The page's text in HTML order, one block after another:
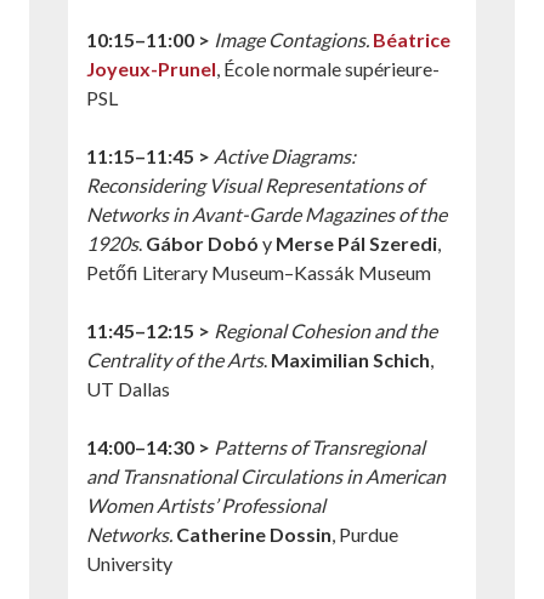
10:15–11:00 > Image Contagions. Béatrice
Joyeux-Prunel, École normale supérieure-
PSL
11:15–11:45 > Active Diagrams:
Reconsidering Visual Representations of
Networks in Avant-Garde Magazines of the
1920s. Gábor Dobó y Merse Pál Szeredi,
Petőfi Literary Museum–Kassák Museum
11:45–12:15 > Regional Cohesion and the
Centrality of the Arts. Maximilian Schich,
UT Dallas
14:00–14:30 > Patterns of Transregional
and Transnational Circulations in American
Women Artists’ Professional
Networks. Catherine Dossin, Purdue
University